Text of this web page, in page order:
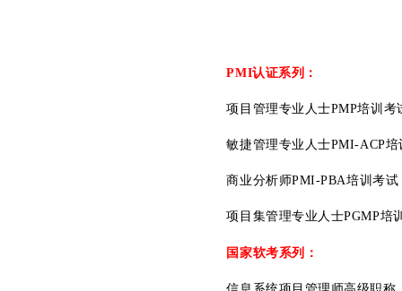
PMI认证系列：
项目管理专业人士PMP培训
敏捷管理专业人士PMI-ACP
商业分析师PMI-PBA培训考试
项目集管理专业人士PGMP培
国家软考系列：